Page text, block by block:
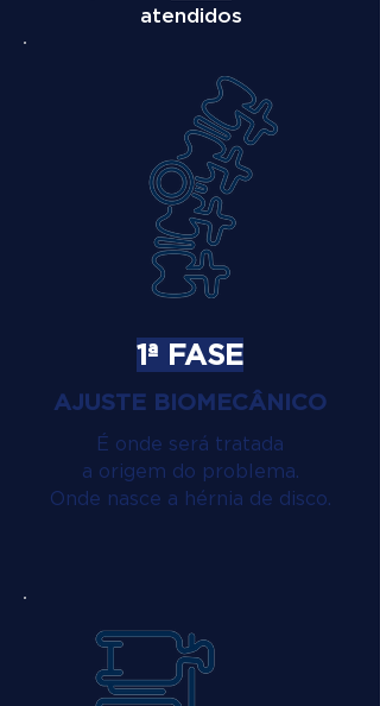
atendidos
1ª FASE
AJUSTE BIOMECÂNICO
É onde será tratada
a origem do problema.
Onde nasce a hérnia de disco.